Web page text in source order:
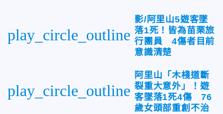
play_circle_outline
影/阿里山5遊客墜
落1死！皆為苗栗旅
行團員 4傷者目前
意識清楚
play_circle_outline
阿里山「木棧道斷
裂重大意外」！遊
客墜落1死4傷 76
歲女頭部重創不治